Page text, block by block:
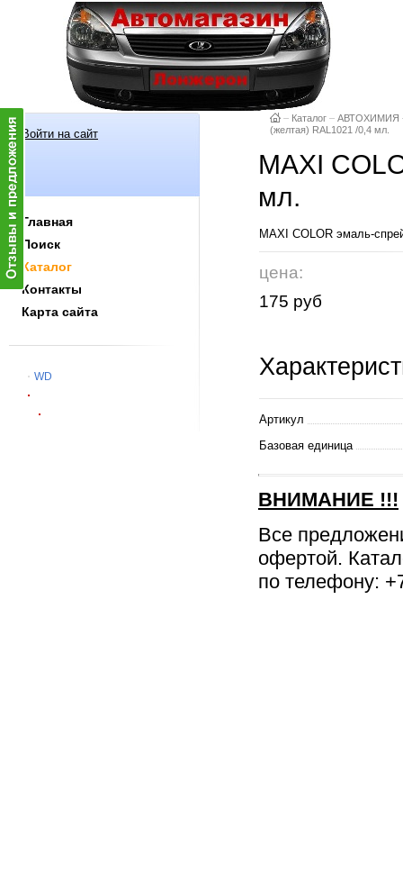
Войти на сайт
Главная
Поиск
Каталог
Контакты
Карта сайта
WD
– Каталог – АВТОХИМИЯ
(желтая) RAL1021 /0,4 мл.
MAXI
мл.
MAXI COLOR эмаль-
цена:
175 руб
Артикул
Базовая единица
ВНИМАНИЕ !!!
Все
офертой.
по телефону: